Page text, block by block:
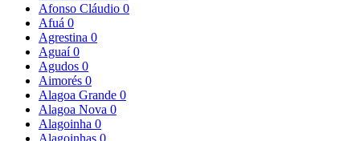
Afonso Cláudio 0
Afuá 0
Agrestina 0
Aguaí0
Agudos 0
Aimorés 0
Alagoa Grande 0
Alagoa Nova 0
Alagoinha 0
Alagoinhas 0